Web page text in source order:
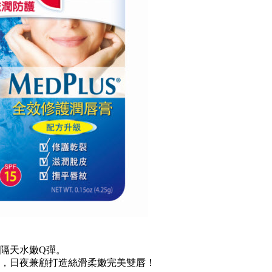
天水嫩Q彈。
日夜兼顧打造絲滑柔嫩完美雙唇！